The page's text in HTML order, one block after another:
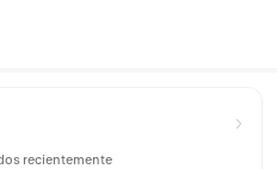
recientemente